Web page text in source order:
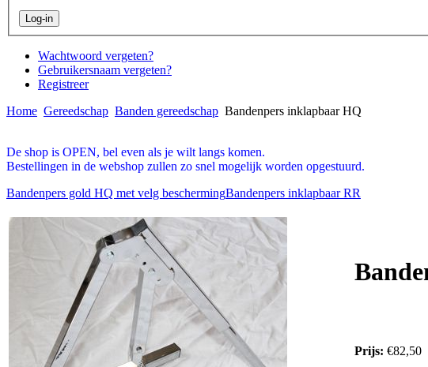
Wachtwoord vergeten?
Gebruikersnaam vergeten?
Registreer
Home Gereedschap Banden gereedschap Bandenpers inklapbaar HQ
De shop is OPEN, bel even als je wilt langs komen.
Bestellingen in de webshop zullen zo snel mogelijk worden opgestuurd.
Bandenpers gold HQ met velg beschermingBandenpers inklapbaar RR
Prijs: €82,50